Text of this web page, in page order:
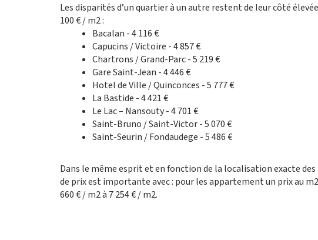
Les disparités d’un quartier à un autre restent de leur côté
100 € / m2 :
Bacalan - 4 116 €
Capucins / Victoire - 4 857 €
Chartrons / Grand-Parc - 5 219 €
Gare Saint-Jean - 4 446 €
Hotel de Ville / Quinconces - 5 777 €
La Bastide - 4 421 €
Le Lac – Nansouty - 4 701 €
Saint-Bruno / Saint-Victor - 5 070 €
Saint-Seurin / Fondaudege - 5 486 €
Dans le même esprit et en fonction de la localisation exacte
de prix est importante avec : pour les appartement un prix au
660 € / m2 à 7 254 € / m2.